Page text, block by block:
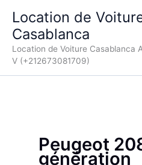
contenu
Location de
Casablanca
Location de Voiture Casablanca
V (+212673081709)
Peugeot
génération